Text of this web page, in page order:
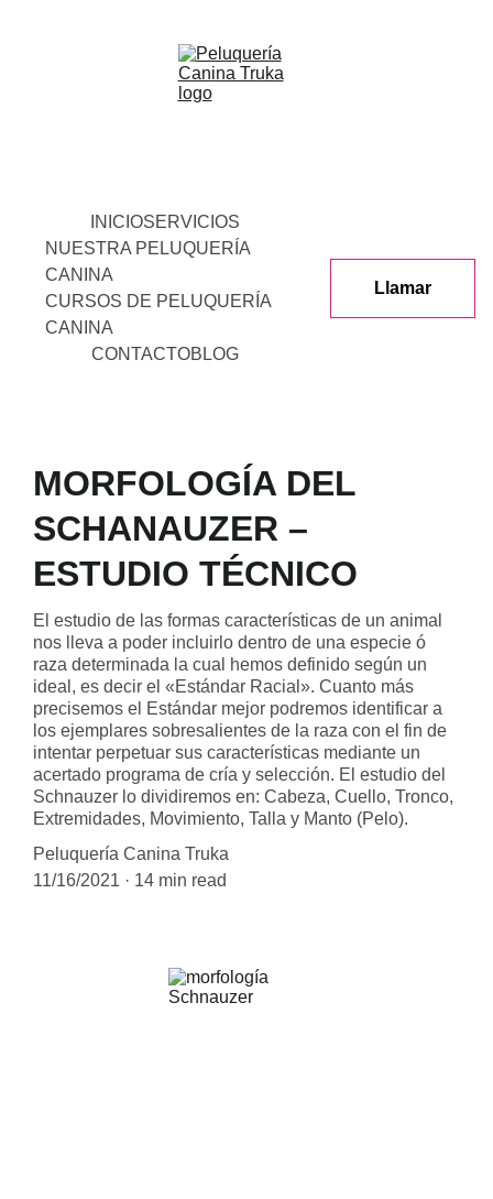
INICIOSERVICIOS
NUESTRA PELUQUERÍA
CANINA
CURSOS DE PELUQUERÍA
CANINA
CONTACTOBLOG
Llamar
MORFOLOGÍA DEL
SCHANAUZER –
ESTUDIO TÉCNICO
El estudio de las formas características de un animal
nos lleva a poder incluirlo dentro de una especie ó
raza determinada la cual hemos definido según un
ideal, es decir el «Estándar Racial». Cuanto más
precisemos el Estándar mejor podremos identificar a
los ejemplares sobresalientes de la raza con el fin de
intentar perpetuar sus características mediante un
acertado programa de cría y selección. El estudio del
Schnauzer lo dividiremos en: Cabeza, Cuello, Tronco,
Extremidades, Movimiento, Talla y Manto (Pelo).
Peluquería Canina Truka
11/16/2021
14 min read